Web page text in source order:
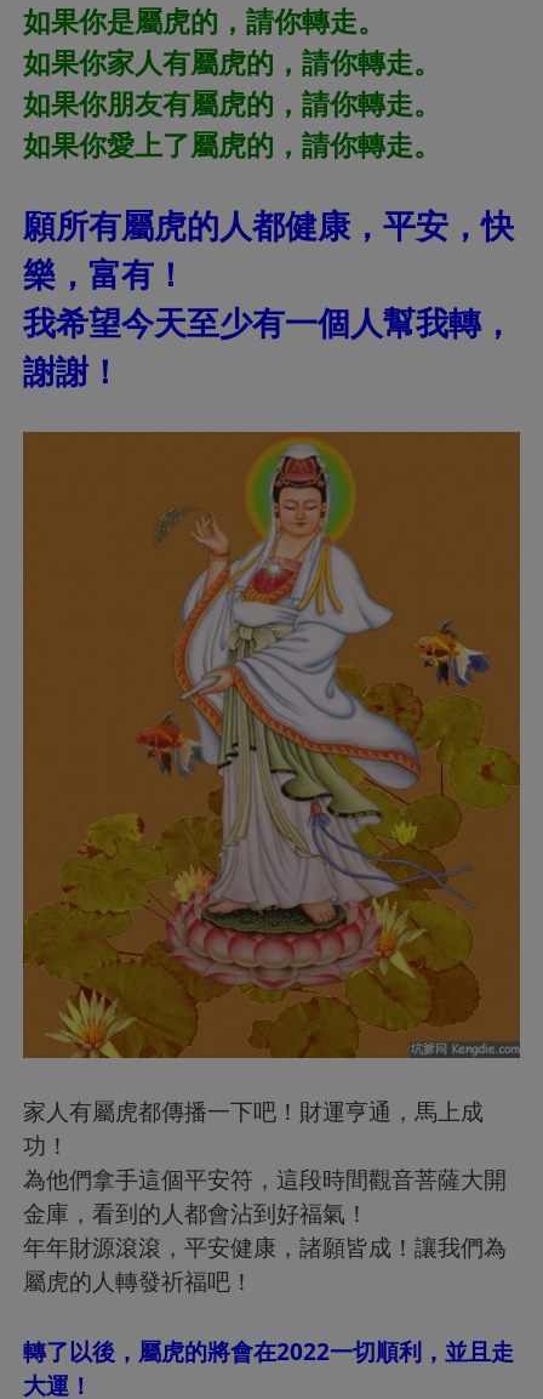
如果你是屬虎的，請你轉走。
如果你家人有屬虎的，請你轉走。
如果你朋友有屬虎的，請你轉走。
如果你愛上了屬虎的，請你轉走。
願所有屬虎的人都健康，平安，快
樂，富有！
我希望今天至少有一個人幫我轉，
謝謝！
家人有屬虎都傳播一下吧！財運亨通，馬上成
功！
為他們拿手這個平安符，這段時間觀音菩薩大開
金庫，看到的人都會沾到好福氣！
年年財源滾滾，平安健康，諸願皆成！讓我們為
屬虎的人轉發祈福吧！
轉了以後，屬虎的將會在2022一切順利，並且走
大運！